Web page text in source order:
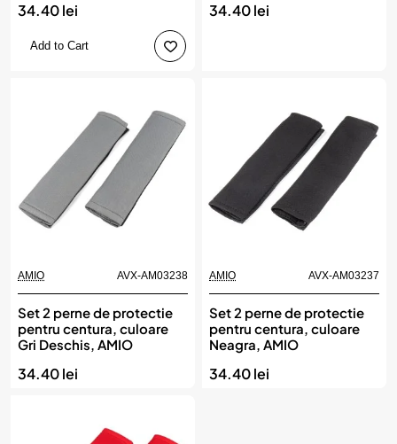
34.40 lei
Add to Cart
34.40 lei
AMIO AVX-AM03238
Set 2 perne de protectie
pentru centura, culoare
Gri Deschis, AMIO
34.40 lei
AMIO AVX-AM03237
Set 2 perne de protectie
pentru centura, culoare
Neagra, AMIO
34.40 lei